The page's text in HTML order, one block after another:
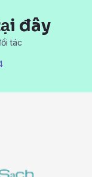
đây
tác